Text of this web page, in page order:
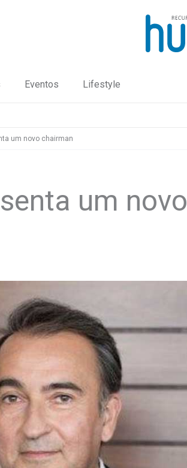
Eventos Lifestyle
um novo chairman
um novo